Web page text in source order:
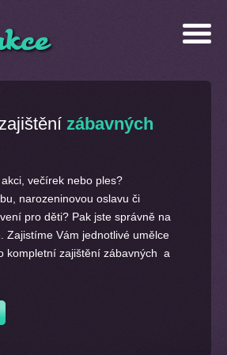
zábavných
večírek nebo ples?
narozeninovou oslavu či
pro děti? Pak jste správně na
Zajistíme Vám jednotlivé umělce
kompletní zajištění zábavných a